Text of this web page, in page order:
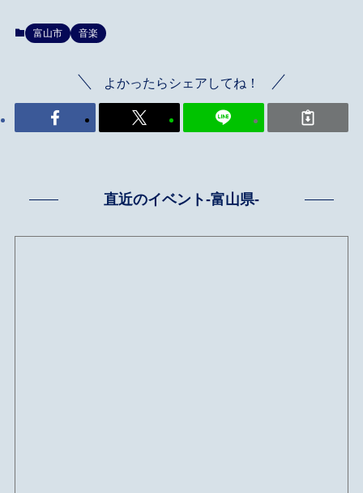
富山市 音楽
よかったらシェアしてね！
直近のイベント-富山県-